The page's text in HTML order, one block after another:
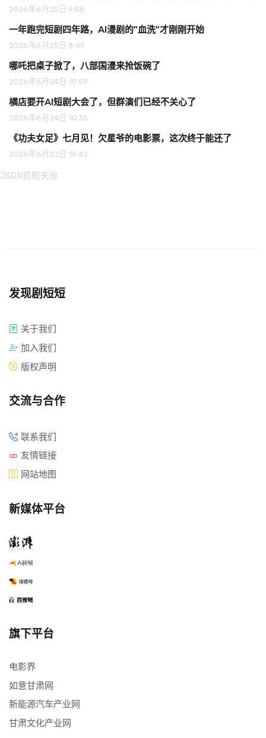
2026年6月25日 9:08
一年跑完短剧四年路，AI漫剧的"血洗"才刚刚开始
2026年6月25日 8:49
哪吒把桌子掀了，八部国漫来抢饭碗了
2026年6月24日 10:59
横店要开AI短剧大会了，但群演们已经不关心了
2026年6月24日 10:35
《功夫女足》七月见！欠星爷的电影票，这次终于能还了
2026年6月23日 10:42
JSON抓取失败
发现剧短短
关于我们
加入我们
版权声明
交流与合作
联系我们
友情链接
网站地图
新媒体平台
旗下平台
电影界
如意甘肃网
新能源汽车产业网
甘肃文化产业网